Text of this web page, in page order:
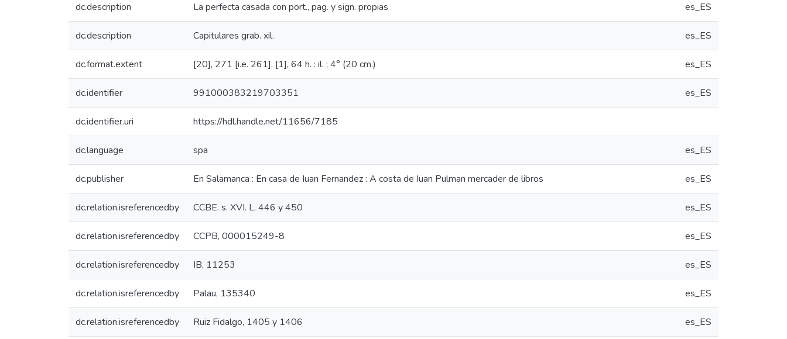
dc.description La perfecta casada con port., pag. y sign. propias es_ES
dc.description Capitulares grab. xil. es_ES
dc.format.extent [20], 271 [i.e. 261], [1], 64 h. : il. ; 4° (20 cm.) es_ES
dc.identifier 991000383219703351 es_ES
dc.identifier.uri https://hdl.handle.net/11656/7185
dc.language spa es_ES
dc.publisher En Salamanca : En casa de Iuan Fernandez : A costa de Iuan Pulman mercader de libros es_ES
dc.relation.isreferencedby CCBE. s. XVI. L, 446 y 450 es_ES
dc.relation.isreferencedby CCPB, 000015249-8 es_ES
dc.relation.isreferencedby IB, 11253 es_ES
dc.relation.isreferencedby Palau, 135340 es_ES
dc.relation.isreferencedby Ruiz Fidalgo, 1405 y 1406 es_ES